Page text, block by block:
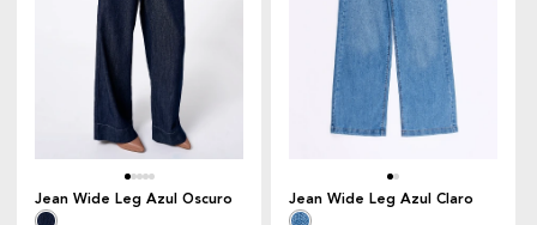
Jean Wide Leg Azul Oscuro Jean Wide Leg Azul Claro